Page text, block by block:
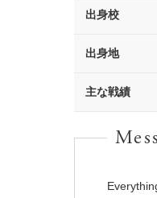
出身校
出身地
主な戦績